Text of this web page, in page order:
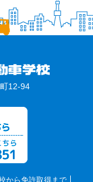
12-94
から免許取得まで